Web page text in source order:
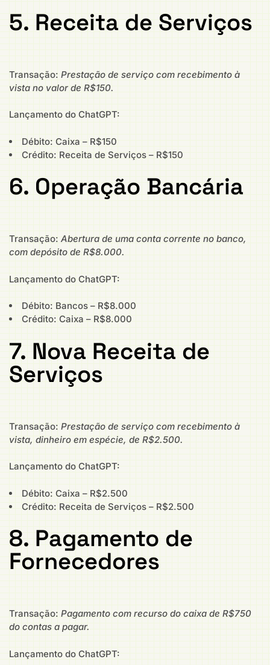
5. Receita de Serviços
Transação: Prestação de serviço com recebimento à
vista no valor de R$150.
Lançamento do ChatGPT:
Débito: Caixa – R$150
Crédito: Receita de Serviços – R$150
6. Operação Bancária
Transação: Abertura de uma conta corrente no banco,
com depósito de R$8.000.
Lançamento do ChatGPT:
Débito: Bancos – R$8.000
Crédito: Caixa – R$8.000
7. Nova Receita de
Serviços
Transação: Prestação de serviço com recebimento à
vista, dinheiro em espécie, de R$2.500.
Lançamento do ChatGPT:
Débito: Caixa – R$2.500
Crédito: Receita de Serviços – R$2.500
8. Pagamento de
Fornecedores
Transação: Pagamento com recurso do caixa de R$750
do contas a pagar.
Lançamento do ChatGPT: